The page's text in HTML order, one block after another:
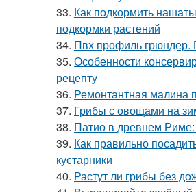
33. Как подкормить
подкормки растений
34. Пвх профиль грюндер.
35. Особенности
рецепту
36. Ремонтантная малина
37. Грибы с овощами на
38. Патио в древнем Риме:
39. Как правильно
кустарники
40. Растут ли грибы без